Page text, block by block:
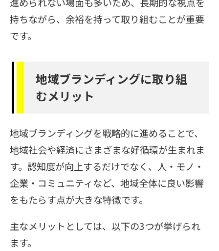
持ちながら、余裕を持って取り組むことが重要
です。
地域ブランディングに取り組
むメリット
地域ブランディングを戦略的に進めることで、
地域社会や経済にさまざまな好循環が生まれま
す。認知度が向上するだけでなく、人・モノ・
企業・コミュニティなど、地域全体に良い影響
をもたらす点が大きな特徴です。
主なメリットとしては、以下の3つが挙げられ
ます。